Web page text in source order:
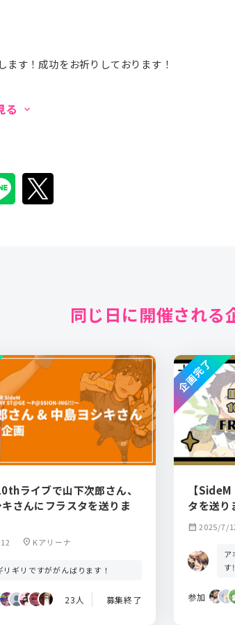
す！成功をお祈りしております！
る keyboard_arrow_down
同じ日に開催される
ライブで山下次郎さん、
さんにフラスタを送りま
location_on Kアリーナ
リギリですががんばります！
23人 募集終了
【
タを送り
calendar_month 2025/7/
ア
す
参加
企画完了